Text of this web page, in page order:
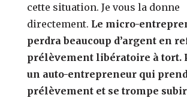
cette situation. Je vous la donne
directement. Le micro-
perdra beaucoup d’argent en
prélèvement libératoire à tort.
un auto-entrepreneur qui
prélèvement et se trompe